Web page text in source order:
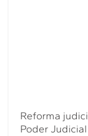
Reforma
Poder